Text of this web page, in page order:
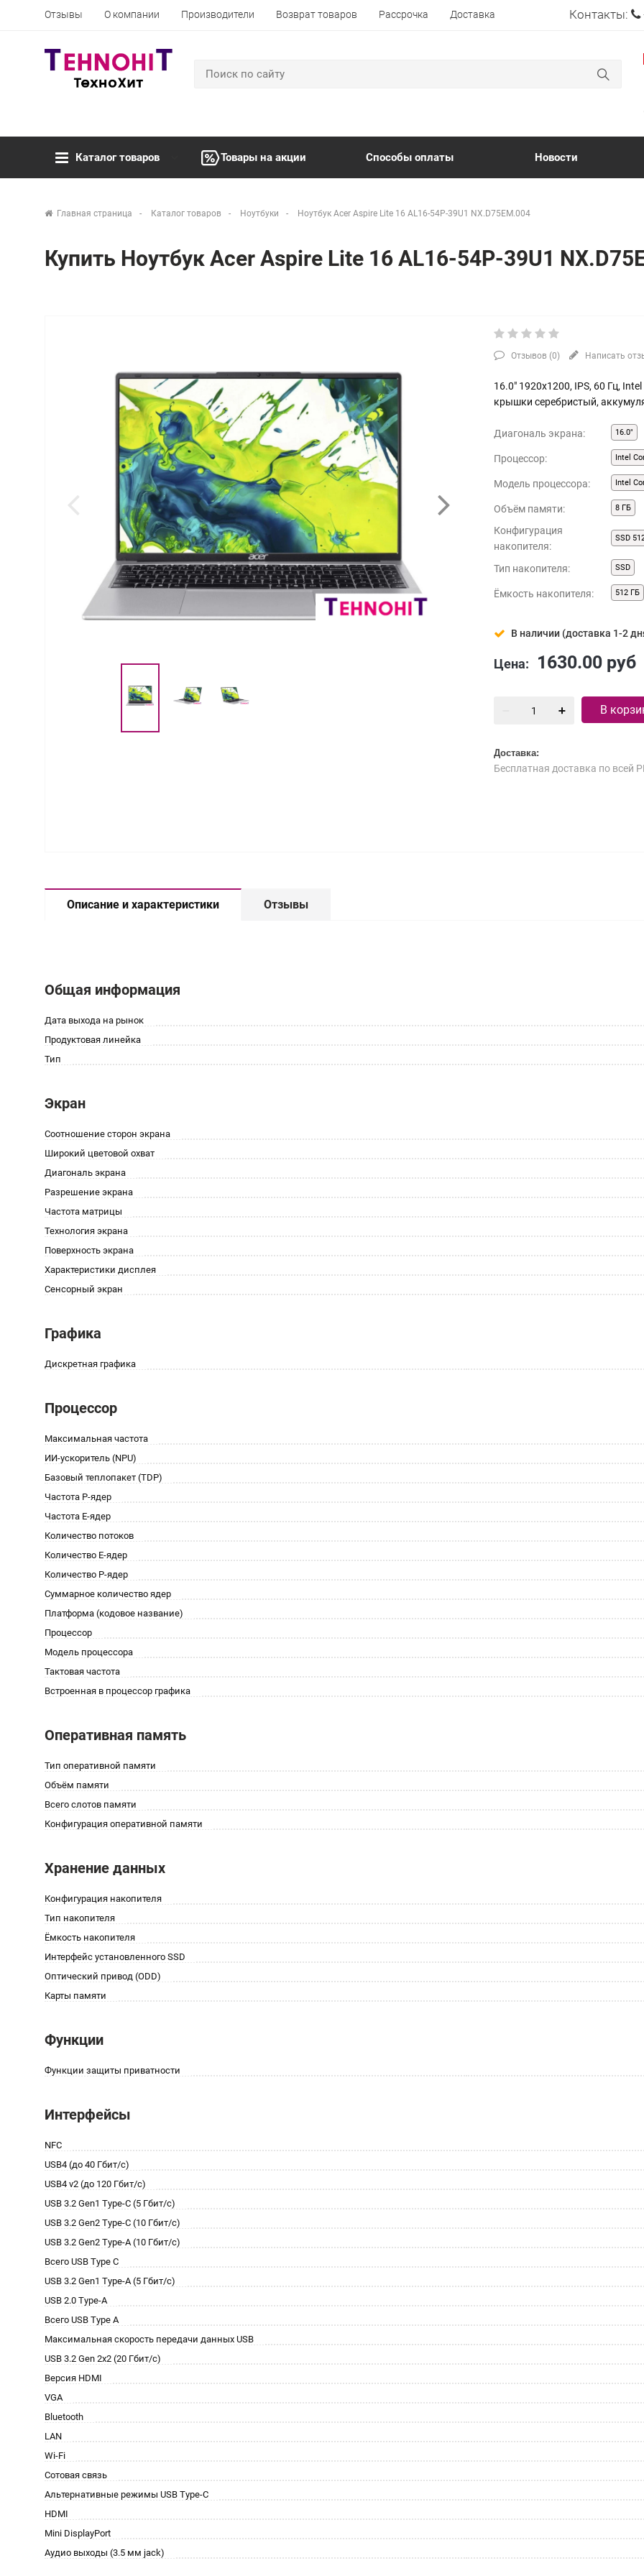
Отзывы О компании Производители Возврат товаров Рассрочка Доставка Контакты:
Каталог товаров Товары на акции Способы оплаты Новости
Главная страница Каталог товаров Ноутбуки Ноутбук Acer Aspire Lite 16 AL16-54P-39U1 NX.D75EM.004
Купить Ноутбук Acer Aspire Lite 16 AL16-54P-39U1
Отзывов (0) Написать
16.0" 1920x1200, IPS, 60 Гц,
крышки серебристый,
Диагональ экрана: 16.0"
Процессор: Intel
Модель процессора: Intel
Объём памяти: 8 ГБ
Конфигурация
накопителя:
SSD
Тип накопителя: SSD
Ёмкость накопителя: 512 ГБ
В наличии (доставка 1-2
Цена: 1630.00 руб
В
Доставка:
Бесплатная доставка по всей
Описание и характеристики Отзывы
Общая информация
Дата выхода на рынок
Продуктовая линейка
Тип
Экран
Соотношение сторон экрана
Широкий цветовой охват
Диагональ экрана
Разрешение экрана
Частота матрицы
Технология экрана
Поверхность экрана
Характеристики дисплея
Сенсорный экран
Графика
Дискретная графика
Процессор
Максимальная частота
ИИ-ускоритель (NPU)
Базовый теплопакет (TDP)
Частота P-ядер
Частота E-ядер
Количество потоков
Количество E-ядер
Количество P-ядер
Суммарное количество ядер
Платформа (кодовое название)
Процессор
Модель процессора
Тактовая частота
Встроенная в процессор графика
Оперативная память
Тип оперативной памяти
Объём памяти
Всего слотов памяти
Конфигурация оперативной памяти
Хранение данных
Конфигурация накопителя
Тип накопителя
Ёмкость накопителя
Интерфейс установленного SSD
Оптический привод (ODD)
Карты памяти
Функции
Функции защиты приватности
Интерфейсы
NFC
USB4 (до 40 Гбит/с)
USB4 v2 (до 120 Гбит/с)
USB 3.2 Gen1 Type-C (5 Гбит/с)
USB 3.2 Gen2 Type-C (10 Гбит/с)
USB 3.2 Gen2 Type-A (10 Гбит/с)
Всего USB Type C
USB 3.2 Gen1 Type-A (5 Гбит/с)
USB 2.0 Type-A
Всего USB Type A
Максимальная скорость передачи данных USB
USB 3.2 Gen 2x2 (20 Гбит/с)
Версия HDMI
VGA
Bluetooth
LAN
Wi-Fi
Сотовая связь
Альтернативные режимы USB Type-C
HDMI
Mini DisplayPort
Аудио выходы (3.5 мм jack)